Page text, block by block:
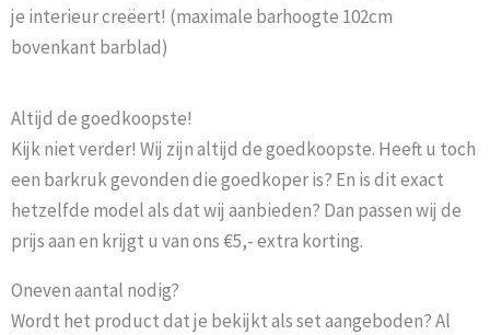
je interieur creëert! (maximale barhoogte 102cm
bovenkant barblad)
Altijd de goedkoopste!
Kijk niet verder! Wij zijn altijd de goedkoopste. Heeft u toch
een barkruk gevonden die goedkoper is? En is dit exact
hetzelfde model als dat wij aanbieden? Dan passen wij de
prijs aan en krijgt u van ons €5,- extra korting.
Oneven aantal nodig?
Wordt het product dat je bekijkt als set aangeboden? Al